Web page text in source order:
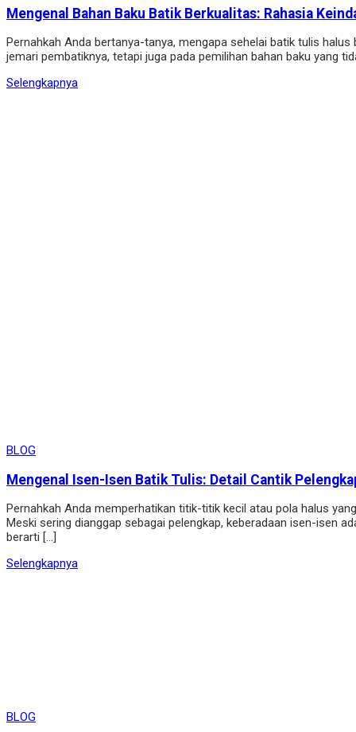
Mengenal Bahan Baku Batik Berkualitas: Rahasia
Pernahkah Anda bertanya-tanya, mengapa sehelai batik tulis
jemari pembatiknya, tetapi juga pada pemilihan bahan baku yang
Selengkapnya
BLOG
Mengenal Isen-Isen Batik Tulis: Detail Cantik
Pernahkah Anda memperhatikan titik-titik kecil atau pola halus
Meski sering dianggap sebagai pelengkap, keberadaan isen-isen
berarti […]
Selengkapnya
BLOG